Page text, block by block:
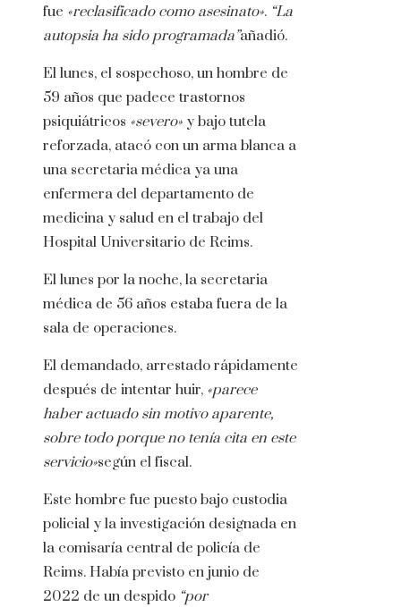
fue «reclasificado como asesinato». “La
autopsia ha sido programada”añadió.
El lunes, el sospechoso, un hombre de
59 años que padece trastornos
psiquiátricos «severo» y bajo tutela
reforzada, atacó con un arma blanca a
una secretaria médica ya una
enfermera del departamento de
medicina y salud en el trabajo del
Hospital Universitario de Reims.
El lunes por la noche, la secretaria
médica de 56 años estaba fuera de la
sala de operaciones.
El demandado, arrestado rápidamente
después de intentar huir, «parece
haber actuado sin motivo aparente,
sobre todo porque no tenía cita en este
servicio»según el fiscal.
Este hombre fue puesto bajo custodia
policial y la investigación designada en
la comisaría central de policía de
Reims. Había previsto en junio de
2022 de un despido “por